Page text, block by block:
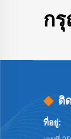
ก
ติ
ที่อยู่: